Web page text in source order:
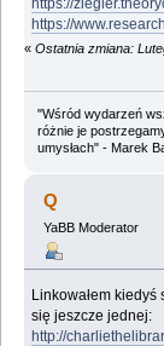
https://
https://
« Ostatnia zmiana:
"Wśród wydarzeń
różnie je
umysłach" - Marek
Q
YaBB Moderator
Linkowałem
się jeszcze jednej:
http://